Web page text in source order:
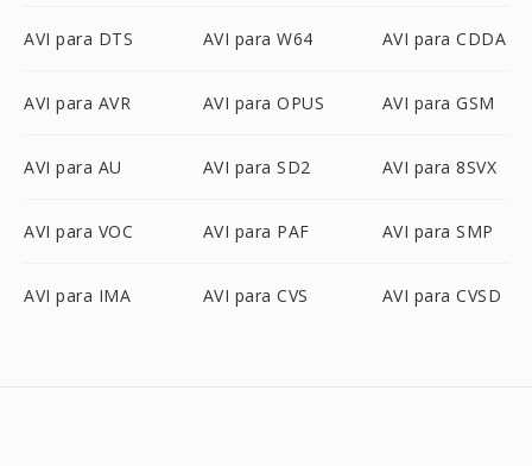
AVI para DTS AVI para W64 AVI para CDDA
AVI para AVR AVI para OPUS AVI para GSM
AVI para AU AVI para SD2 AVI para 8SVX
AVI para VOC AVI para PAF AVI para SMP
AVI para IMA AVI para CVS AVI para CVSD